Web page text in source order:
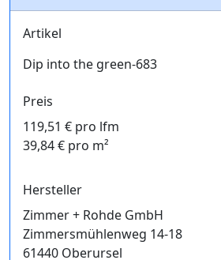
Artikel
Dip into the green-683
Preis
119,51 € pro lfm
39,84 € pro m²
Hersteller
Zimmer + Rohde GmbH
Zimmersmühlenweg 14-18
61440 Oberursel